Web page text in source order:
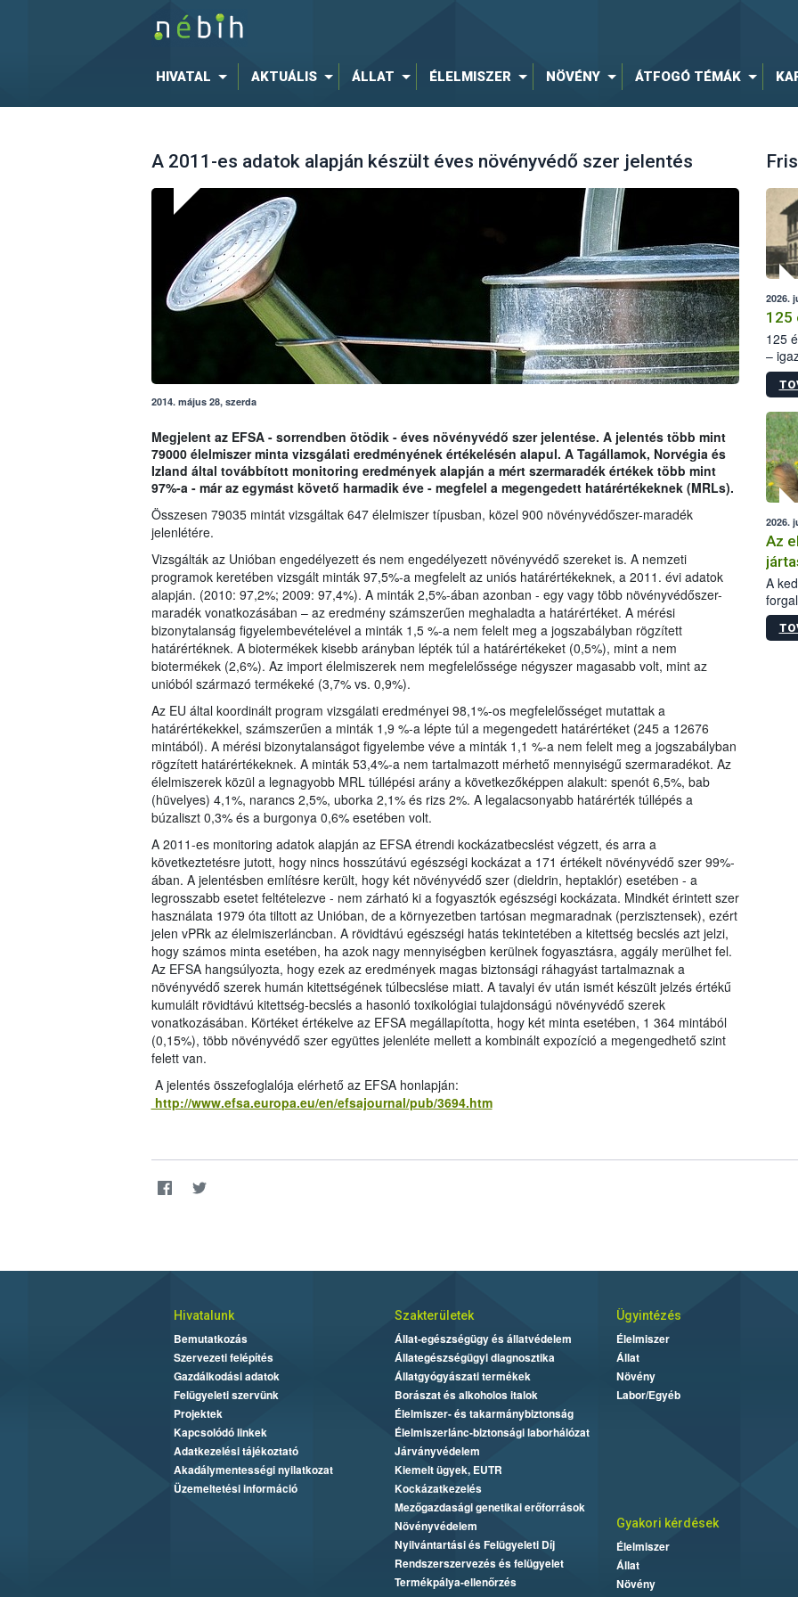
HIVATAL AKTUÁLIS ÁLLAT ÉLELMISZER NÖVÉNY ÁTFOGÓ TÉMÁK
A 2011-es adatok alapján készült éves növényvédő szer jelentés
2014. május 28, szerda
Megjelent az EFSA - sorrendben ötödik - éves növényvédő szer jelentése. A jelentés több mint
79000 élelmiszer minta vizsgálati eredményének értékelésén alapul. A Tagállamok, Norvégia és
Izland által továbbított monitoring eredmények alapján a mért szermaradék értékek több mint
97%-a - már az egymást követő harmadik éve - megfelel a megengedett határértékeknek (MRLs).
Összesen 79035 mintát vizsgáltak 647 élelmiszer típusban, közel 900 növényvédőszer-maradék
jelenlétére.
Vizsgálták az Unióban engedélyezett és nem engedélyezett növényvédő szereket is. A nemzeti
programok keretében vizsgált minták 97,5%-a megfelelt az uniós határértékeknek, a 2011. évi adatok
alapján. (2010: 97,2%; 2009: 97,4%). A minták 2,5%-ában azonban - egy vagy több növényvédőszer-
maradék vonatkozásában – az eredmény számszerűen meghaladta a határértéket. A mérési
bizonytalanság figyelembevételével a minták 1,5 %-a nem felelt meg a jogszabályban rögzített
határértéknek. A biotermékek kisebb arányban lépték túl a határértékeket (0,5%), mint a nem
biotermékek (2,6%). Az import élelmiszerek nem megfelelőssége négyszer magasabb volt, mint az
unióból származó termékeké (3,7% vs. 0,9%).
Az EU által koordinált program vizsgálati eredményei 98,1%-os megfelelősséget mutattak a
határértékekkel, számszerűen a minták 1,9 %-a lépte túl a megengedett határértéket (245 a 12676
mintából). A mérési bizonytalanságot figyelembe véve a minták 1,1 %-a nem felelt meg a jogszabályban
rögzített határértékeknek. A minták 53,4%-a nem tartalmazott mérhető mennyiségű szermaradékot. Az
élelmiszerek közül a legnagyobb MRL túllépési arány a következőképpen alakult: spenót 6,5%, bab
(hüvelyes) 4,1%, narancs 2,5%, uborka 2,1% és rizs 2%. A legalacsonyabb határérték túllépés a
búzaliszt 0,3% és a burgonya 0,6% esetében volt.
A 2011-es monitoring adatok alapján az EFSA étrendi kockázatbecslést végzett, és arra a
következtetésre jutott, hogy nincs hosszútávú egészségi kockázat a 171 értékelt növényvédő szer 99%-
ában. A jelentésben említésre került, hogy két növényvédő szer (dieldrin, heptaklór) esetében - a
legrosszabb esetet feltételezve - nem zárható ki a fogyasztók egészségi kockázata. Mindkét érintett szer
használata 1979 óta tiltott az Unióban, de a környezetben tartósan megmaradnak (perzisztensek), ezért
jelen vPRk az élelmiszerláncban. A rövidtávú egészségi hatás tekintetében a kitettség becslés azt jelzi,
hogy számos minta esetében, ha azok nagy mennyiségben kerülnek fogyasztásra, aggály merülhet fel.
Az EFSA hangsúlyozta, hogy ezek az eredmények magas biztonsági ráhagyást tartalmaznak a
növényvédő szerek humán kitettségének túlbecslése miatt. A tavalyi év után ismét készült jelzés értékű
kumulált rövidtávú kitettség-becslés a hasonló toxikológiai tulajdonságú növényvédő szerek
vonatkozásában. Körtéket értékelve az EFSA megállapította, hogy két minta esetében, 1 364 mintából
(0,15%), több növényvédő szer együttes jelenléte mellett a kombinált expozíció a megengedhető szint
felett van.
A jelentés összefoglalója elérhető az EFSA honlapján:
http://www.efsa.europa.eu/en/efsajournal/pub/3694.htm
2026.
125
125
–
15.
2026.
Az
A
Hivatalunk
Bemutatkozás
Szervezeti felépítés
Gazdálkodási adatok
Felügyeleti szervünk
Projektek
Kapcsolódó linkek
Adatkezelési tájékoztató
Akadálymentességi nyilatkozat
Üzemeltetési információ
Szakterületek
Állat-egészségügy és állatvédelem
Állategészségügyi diagnosztika
Állatgyógyászati termékek
Borászat és alkoholos italok
Élelmiszer- és takarmánybiztonság
Élelmiszerlánc-biztonsági laborhálózat
Járványvédelem
Kiemelt ügyek, EUTR
Kockázatkezelés
Mezőgazdasági genetikai erőforrások
Növényvédelem
Nyilvántartási és Felügyeleti Díj
Rendszerszervezés és felügyelet
Termékpálya-ellenőrzés
Ügyintézés
Élelmiszer
Állat
Növény
Labor/Egyéb
Gyakori kérdések
Élelmiszer
Állat
Növény